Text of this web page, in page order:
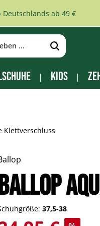
ab 49 €
Kids
Klettverschluss
37,5-38